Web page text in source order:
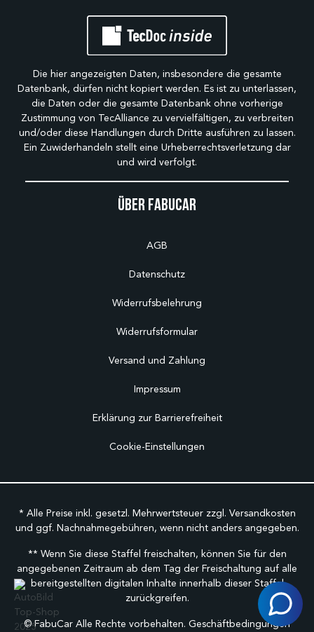
Über Fabucar
AGB
Datenschutz
Widerrufsbelehrung
Widerrufsformular
Versand und Zahlung
Impressum
Erklärung zur Barrierefreiheit
Cookie-Einstellungen
Die hier angezeigten Daten, insbesondere die gesamte
Datenbank, dürfen nicht kopiert werden. Es ist zu unterlassen,
die Daten oder die gesamte Datenbank ohne vorherige
Zustimmung von TecAlliance zu vervielfältigen, zu verbreiten
und/oder diese Handlungen durch Dritte ausführen zu lassen.
Ein Zuwiderhandeln stellt eine Urheberrechtsverletzung dar
und wird verfolgt.
* Alle Preise inkl. gesetzl. Mehrwertsteuer zzgl. Versandkosten
und ggf. Nachnahmegebühren, wenn nicht anders angegeben.
** Wenn Sie diese Staffel freischalten, können Sie für den
angegebenen Zeitraum ab dem Tag der Freischaltung auf alle
bereitgestellten digitalen Inhalte innerhalb dieser Staffel
zurückgreifen.
©FabuCar Alle Rechte vorbehalten. Geschäftbedingungen